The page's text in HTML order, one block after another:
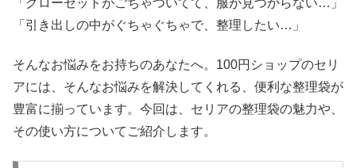
「引き出しの中がぐちゃぐちゃで、整理したい…」
そんなお悩みをお持ちのあなたへ。100円ショップのセリ
アには、そんなお悩みを解決してくれる、便利な整理袋が
豊富に揃っています。今回は、セリアの整理袋の魅力や、
その使い方についてご紹介します。